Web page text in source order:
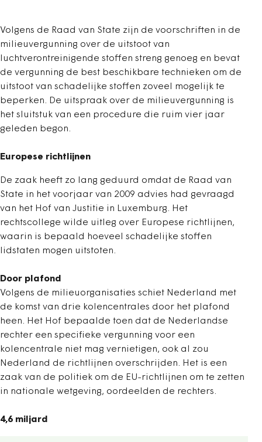
Volgens de Raad van State zijn de voorschriften in de
milieuvergunning over de uitstoot van
luchtverontreinigende stoffen streng genoeg en bevat
de vergunning de best beschikbare technieken om de
uitstoot van schadelijke stoffen zoveel mogelijk te
beperken. De uitspraak over de milieuvergunning is
het sluitstuk van een procedure die ruim vier jaar
geleden begon.
Europese richtlijnen
De zaak heeft zo lang geduurd omdat de Raad van
State in het voorjaar van 2009 advies had gevraagd
van het Hof van Justitie in Luxemburg. Het
rechtscollege wilde uitleg over Europese richtlijnen,
waarin is bepaald hoeveel schadelijke stoffen
lidstaten mogen uitstoten.
Door plafond
Volgens de milieuorganisaties schiet Nederland met
de komst van drie kolencentrales door het plafond
heen. Het Hof bepaalde toen dat de Nederlandse
rechter een specifieke vergunning voor een
kolencentrale niet mag vernietigen, ook al zou
Nederland de richtlijnen overschrijden. Het is een
zaak van de politiek om de EU-richtlijnen om te zetten
in nationale wetgeving, oordeelden de rechters.
4,6 miljard